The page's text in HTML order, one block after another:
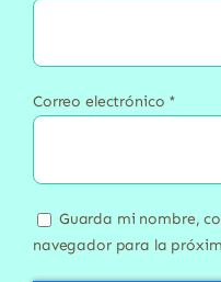
Correo electrónico *
Guarda mi nombre,
navegador para la